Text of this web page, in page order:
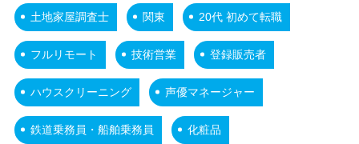
土地家屋調査士 関東 20代 初めて転職
フルリモート 技術営業 登録販売者
ハウスクリーニング 声優マネージャー
鉄道乗務員・船舶乗務員 化粧品